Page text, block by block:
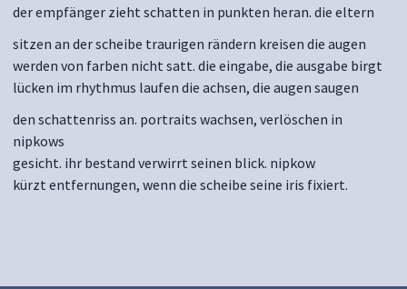
der empfänger zieht schatten in punkten heran. die eltern
sitzen an der scheibe traurigen rändern kreisen die augen
werden von farben nicht satt. die eingabe, die ausgabe birgt
lücken im rhythmus laufen die achsen, die augen saugen
den schattenriss an. portraits wachsen, verlöschen in
nipkows
gesicht. ihr bestand verwirrt seinen blick. nipkow
kürzt entfernungen, wenn die scheibe seine iris fixiert.